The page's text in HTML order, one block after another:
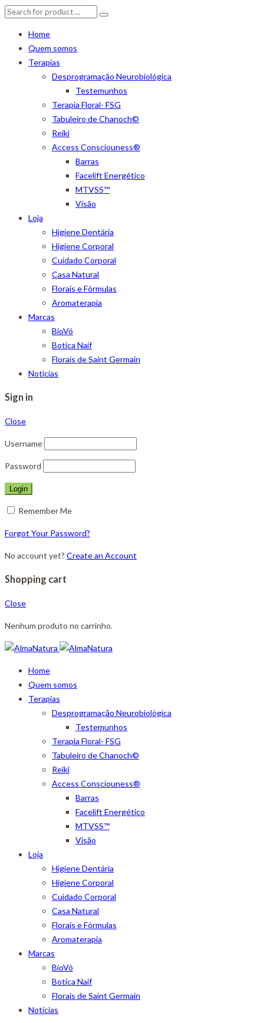
Home
Quem somos
Terapias
Desprogramação Neurobiológica
Testemunhos
Terapia Floral- FSG
Tabuleiro de Chanoch©
Reiki
Access Consciouness®
Barras
Facelift Energético
MTVSS™
Visão
Loja
Higiene Dentária
Higiene Corporal
Cuidado Corporal
Casa Natural
Florais e Fórmulas
Aromaterapia
Marcas
BioVó
Botica Naif
Florais de Saint Germain
Notícias
Sign in
Close
Username
Password
Remember Me
Forgot Your Password?
No account yet? Create an Account
Shopping cart
Close
Nenhum produto no carrinho.
Home
Quem somos
Terapias
Desprogramação Neurobiológica
Testemunhos
Terapia Floral- FSG
Tabuleiro de Chanoch©
Reiki
Access Consciouness®
Barras
Facelift Energético
MTVSS™
Visão
Loja
Higiene Dentária
Higiene Corporal
Cuidado Corporal
Casa Natural
Florais e Fórmulas
Aromaterapia
Marcas
BioVó
Botica Naif
Florais de Saint Germain
Notícias